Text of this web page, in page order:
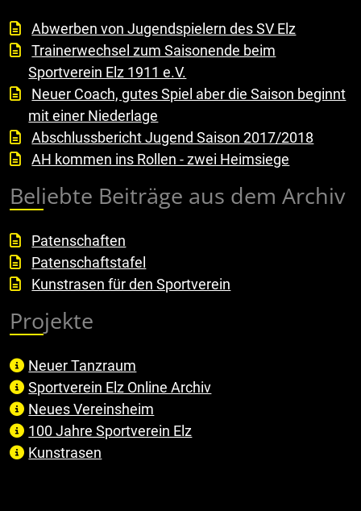
Abwerben von Jugendspielern des SV Elz
Trainerwechsel zum Saisonende beim
Sportverein Elz 1911 e.V.
Neuer Coach, gutes Spiel aber die Saison beginnt
mit einer Niederlage
Abschlussbericht Jugend Saison 2017/2018
AH kommen ins Rollen - zwei Heimsiege
Beliebte Beiträge aus dem Archiv
Patenschaften
Patenschaftstafel
Kunstrasen für den Sportverein
Projekte
Neuer Tanzraum
Sportverein Elz Online Archiv
Neues Vereinsheim
100 Jahre Sportverein Elz
Kunstrasen